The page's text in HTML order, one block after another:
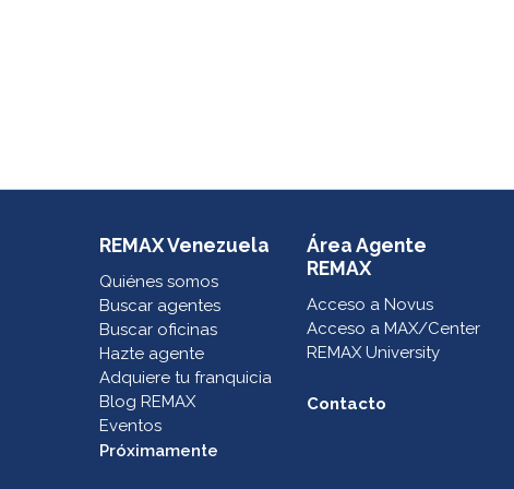
REMAX Venezuela
Quiénes somos
Buscar agentes
Buscar oficinas
Hazte agente
Adquiere tu franquicia
Blog REMAX
Eventos
Próximamente
Área Agente
REMAX
Acceso a Novus
Acceso a MAX/Center
REMAX University
Contacto